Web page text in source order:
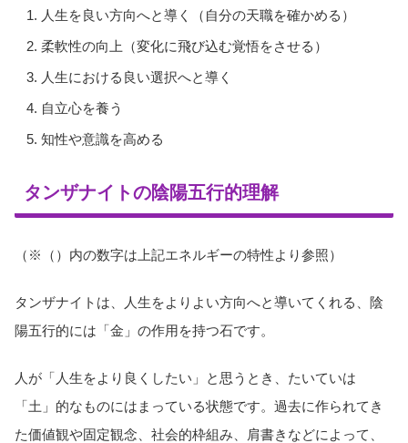
人生を良い方向へと導く（自分の天職を確かめる）
柔軟性の向上（変化に飛び込む覚悟をさせる）
人生における良い選択へと導く
自立心を養う
知性や意識を高める
タンザナイトの陰陽五行的理解
（※（）内の数字は上記エネルギーの特性より参照）
タンザナイトは、人生をよりよい方向へと導いてくれる、陰
陽五行的には「金」の作用を持つ石です。
人が「人生をより良くしたい」と思うとき、たいていは
「土」的なものにはまっている状態です。過去に作られてき
た価値観や固定観念、社会的枠組み、肩書きなどによって、